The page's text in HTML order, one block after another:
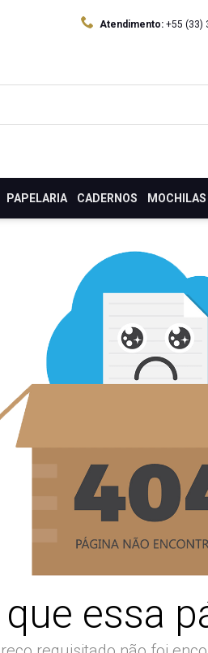
Atendimento: +55 (33)
PAPELARIA CADERNOS MOCHILAS
essa